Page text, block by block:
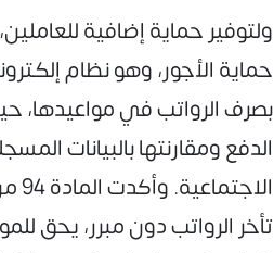
ولتوفير حماية إضافية
حماية الأجور، وهو نظام
بصرف الرواتب في مواعيدها،
الدفع ومقارنتها بالبيانات
تأخر الرواتب دون مبرر، يحق